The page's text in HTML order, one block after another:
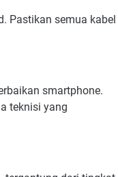
Pastikan semua kabel
smartphone.
teknisi yang